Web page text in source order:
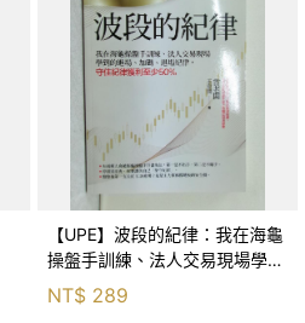
【UPE】波段的紀律：我在海龜
操盤手訓練、法人交易現場學到
的進場、加碼、退場紀律，守住
紀律獲利至少50％_雷老闆
NT$ 289